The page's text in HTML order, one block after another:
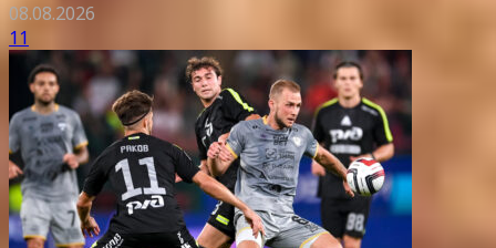
08.08.2026
11